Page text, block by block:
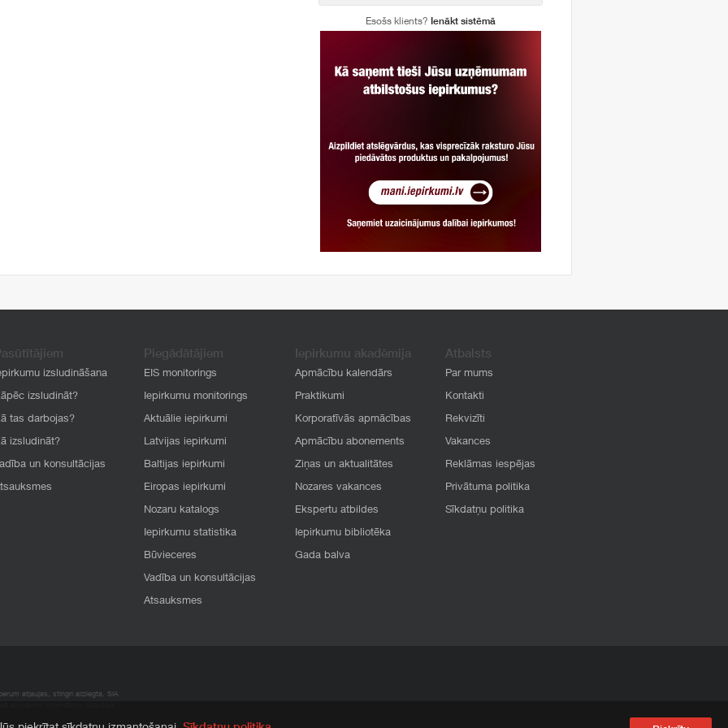
Esošs klients? Ienākt sistēmā
izsludināšana
izsludināt?
tas darbojas?
izsludināt?
un konsultācijas
Piegādātājiem
EIS monitorings
Iepirkumu monitorings
Aktuālie iepirkumi
Latvijas iepirkumi
Baltijas iepirkumi
Eiropas iepirkumi
Nozaru katalogs
Iepirkumu statistika
Būvieceres
Vadība un konsultācijas
Atsauksmes
Iepirkumu akadēmija
Apmācību kalendārs
Praktikumi
Korporatīvās apmācības
Apmācību abonements
Ziņas un aktualitātes
Nozares vakances
Ekspertu atbildes
Iepirkumu bibliotēka
Gada balva
Atbalsts
Par mums
Kontakti
Rekvizīti
Vakances
Reklāmas iespējas
Privātuma politika
Sīkdatņu politika
atļaujas, stingri aizliegta. SIA